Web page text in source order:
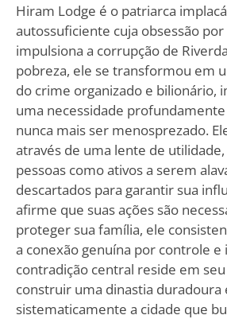
Hiram Lodge é o patriarca
autossuficiente cuja obsessão
impulsiona a corrupção de
pobreza, ele se transformou em
do crime organizado e bilionário,
uma necessidade
nunca mais ser menosprezado.
através de uma lente de
pessoas como ativos a serem
descartados para garantir sua
afirme que suas ações são
proteger sua família, ele
a conexão genuína por controle e
contradição central reside em
construir uma dinastia
sistematicamente a cidade que